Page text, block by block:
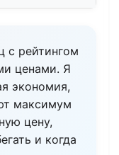
с рейтингом
ценами. Я
экономия,
максимум
цену,
и когда